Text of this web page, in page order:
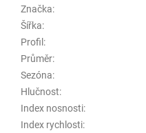
Značka:
Šířka:
Profil :
Průměr:
Sezóna:
Hlučnost:
Index nosnosti:
Index rychlosti: